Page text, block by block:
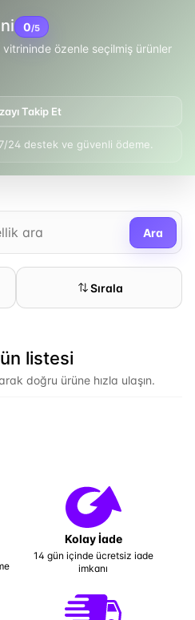
0/5
özenle seçilmiş ürünler
Takip Et
24 destek ve güvenli ödeme.
Ara
Sırala
listesi
doğru ürüne hızla ulaşın.
Kolay İade
14 gün içinde ücretsiz iade
imkanı